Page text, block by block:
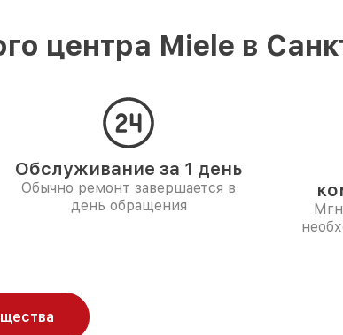
центра Miele в
Обслуживание за 1 день
Обычно ремонт завершается в
день обращения